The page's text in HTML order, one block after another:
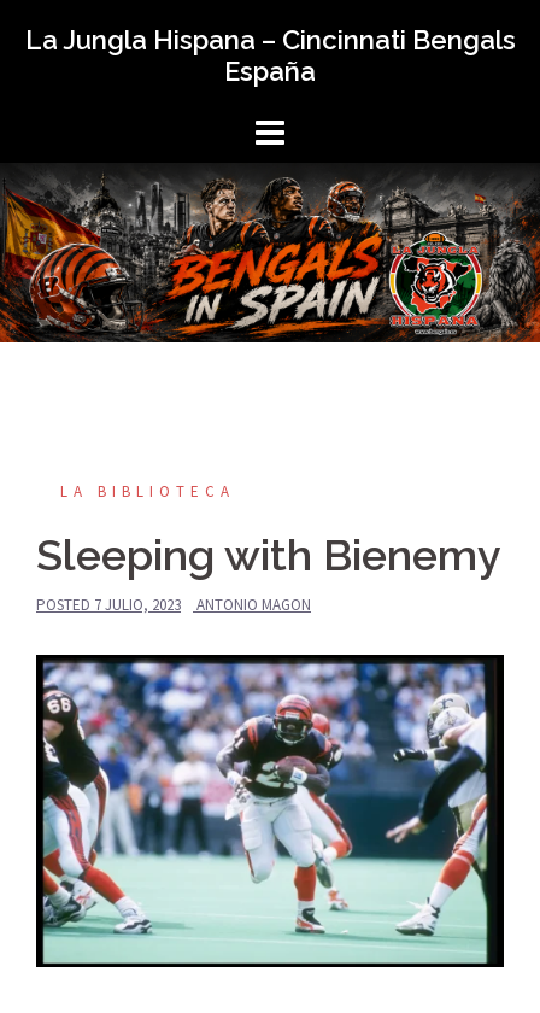
La Jungla Hispana – Cincinnati Bengals
España
LA BIBLIOTECA
Sleeping with Bienemy
POSTED 7 JULIO, 2023 ANTONIO MAGON